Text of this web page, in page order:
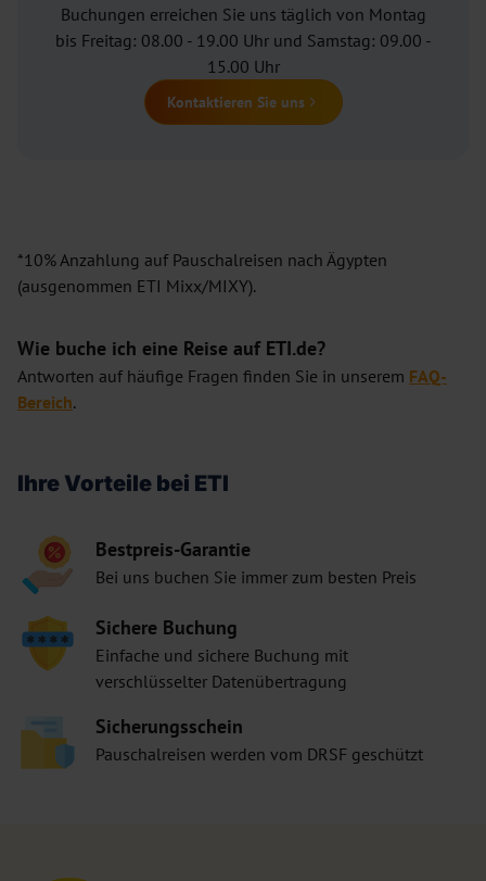
Buchungen erreichen Sie uns täglich von Montag
bis Freitag: 08.00 - 19.00 Uhr und Samstag: 09.00 -
15.00 Uhr
Kontaktieren Sie uns
*10% Anzahlung auf Pauschalreisen nach Ägypten
(ausgenommen ETI Mixx/MIXY).
Wie buche ich eine Reise auf ETI.de?
Antworten auf häufige Fragen finden Sie in unserem FAQ-
Bereich.
Ihre Vorteile bei ETI
Bestpreis-Garantie
Bei uns buchen Sie immer zum besten Preis
Sichere Buchung
Einfache und sichere Buchung mit
verschlüsselter Datenübertragung
Sicherungsschein
Pauschalreisen werden vom DRSF geschützt